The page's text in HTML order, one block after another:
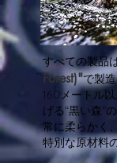
すべての製品
Forest)"で製
160メートル
げる“黒い森”
常に柔らかく
特別な原材料